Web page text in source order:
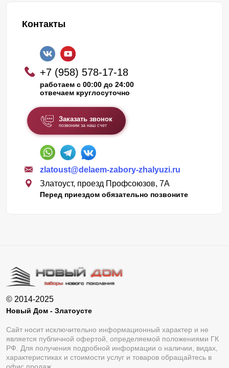
Контакты
+7 (958) 578-17-18
работаем с 00:00 до 24:00
отвечаем круглосуточно
Заказать звонок
позвоним за наш счет
zlatoust@delaem-zabory-zhalyuzi.ru
Златоуст, проезд Профсоюзов, 7А
Перед приездом обязательно позвоните
© 2014-2025
Новый Дом - Златоусте
Сайт носит исключительно информационный характер и не
является публичной офертой, определяемой положениями ГК
РФ. Для получения подробной информации о наличии, видах,
характеристиках и стоимости услуг и товаров обращайтесь в